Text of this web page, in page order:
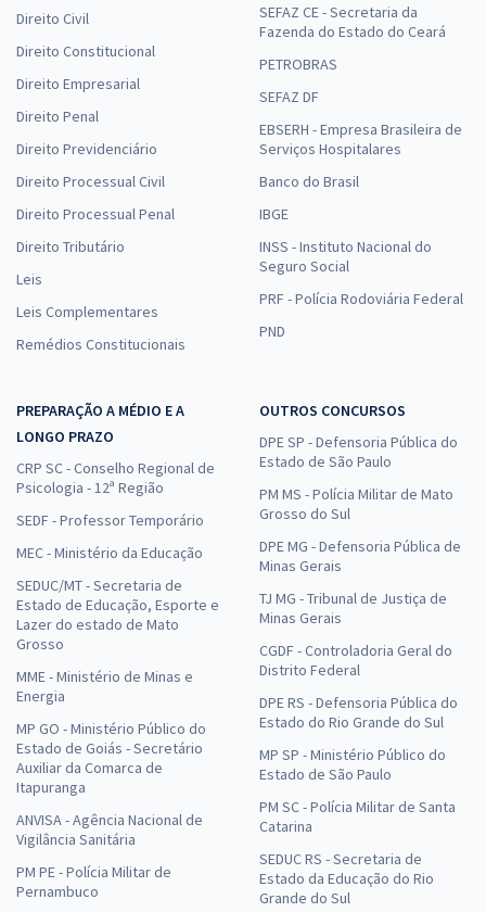
Direito Civil
Direito Constitucional
Direito Empresarial
Direito Penal
Direito Previdenciário
Direito Processual Civil
Direito Processual Penal
Direito Tributário
Leis
Leis Complementares
Remédios Constitucionais
SEFAZ CE - Secretaria da
Fazenda do Estado do Ceará
PETROBRAS
SEFAZ DF
EBSERH - Empresa Brasileira de
Serviços Hospitalares
Banco do Brasil
IBGE
INSS - Instituto Nacional do
Seguro Social
PRF - Polícia Rodoviária Federal
PND
PREPARAÇÃO A MÉDIO E A
LONGO PRAZO
CRP SC - Conselho Regional de
Psicologia - 12ª Região
SEDF - Professor Temporário
MEC - Ministério da Educação
SEDUC/MT - Secretaria de
Estado de Educação, Esporte e
Lazer do estado de Mato
Grosso
MME - Ministério de Minas e
Energia
MP GO - Ministério Público do
Estado de Goiás - Secretário
Auxiliar da Comarca de
Itapuranga
ANVISA - Agência Nacional de
Vigilância Sanitária
PM PE - Polícia Militar de
Pernambuco
OUTROS CONCURSOS
DPE SP - Defensoria Pública do
Estado de São Paulo
PM MS - Polícia Militar de Mato
Grosso do Sul
DPE MG - Defensoria Pública de
Minas Gerais
TJ MG - Tribunal de Justiça de
Minas Gerais
CGDF - Controladoria Geral do
Distrito Federal
DPE RS - Defensoria Pública do
Estado do Rio Grande do Sul
MP SP - Ministério Público do
Estado de São Paulo
PM SC - Polícia Militar de Santa
Catarina
SEDUC RS - Secretaria de
Estado da Educação do Rio
Grande do Sul